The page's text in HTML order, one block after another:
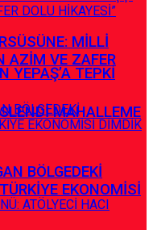
YEPAŞ’A TEPKİ
MAHALLEME
MİLLİ
AZİM VE ZAFER
BÖLGEDEKİ
EKONOMİSİ